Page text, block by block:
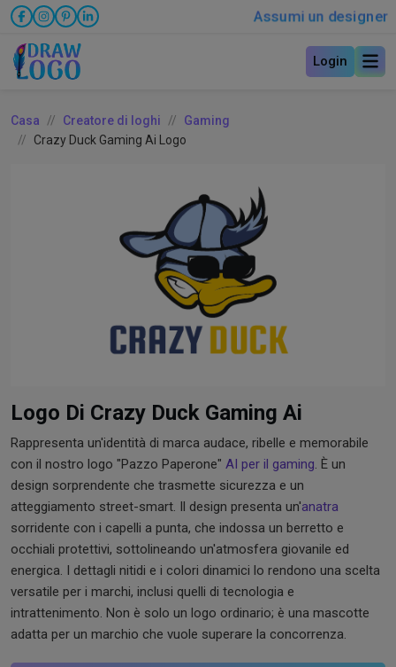
Assumi un designer
Login
Casa Creatore di loghi
Gaming
Crazy Duck Gaming Ai Logo
Logo Di Crazy Duck Gaming Ai
Rappresenta un'identità di marca audace, ribelle e memorabile
con il nostro logo "Pazzo Paperone" AI per il gaming . È un
design sorprendente che trasmette sicurezza e un
atteggiamento street-smart. Il design presenta un'anatra
sorridente con i capelli a punta, che indossa un berretto e
occhiali protettivi, sottolineando un'atmosfera giovanile ed
energica. I dettagli nitidi e i colori dinamici lo rendono una scelta
versatile per i marchi, inclusi quelli di tecnologia e
intrattenimento. Non è solo un logo ordinario; è una mascotte
adatta per un marchio che vuole superare la concorrenza.